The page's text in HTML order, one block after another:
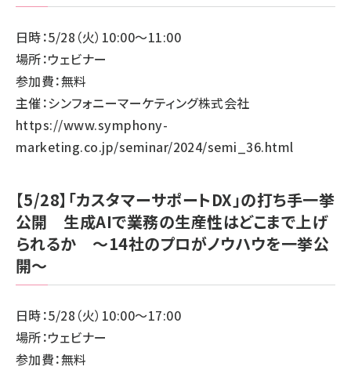
日時：5/28（火）10:00～11:00
場所：ウェビナー
参加費：無料
主催：シンフォニーマーケティング株式会社
https://www.symphony-
marketing.co.jp/seminar/2024/semi_36.html
【5/28】「カスタマーサポートDX」の打ち手一挙
公開 生成AIで業務の生産性はどこまで上げ
られるか ～14社のプロがノウハウを一挙公
開～
日時：5/28（火）10:00～17:00
場所：ウェビナー
参加費：無料